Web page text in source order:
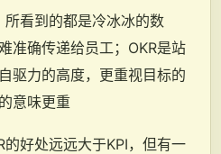
所看到的都是冷冰冰的数
准确传递给员工；OKR是站
驱力的高度，更重视目标的
意味更重
的好处远远大于KPI，但有一